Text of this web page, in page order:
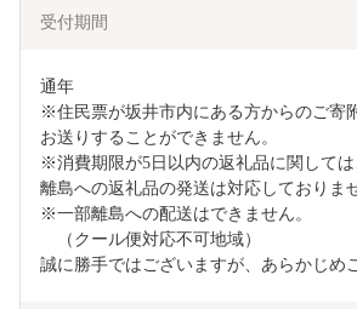
受付期間
通年
※住民票が坂井市内にある方からのご寄
お送りすることができません。
※消費期限が5日以内の返礼品に関しては
離島への返礼品の発送は対応しておりま
※一部離島への配送はできません。
（クール便対応不可地域）
誠に勝手ではございますが、あらかじめ